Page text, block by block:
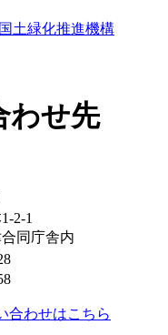
わせ先
2-1
同庁舎内
合わせはこちら